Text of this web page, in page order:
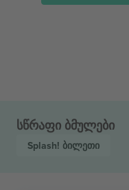
სწრაფი ბმულები
Splash! ბილეთი